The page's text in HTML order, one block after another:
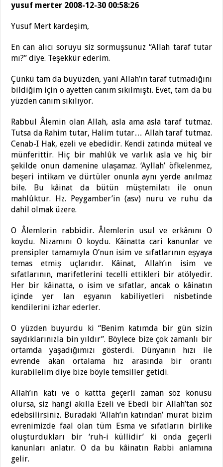
yusuf merter 2008-12-30 00:58:26
Yusuf Mert kardeşim,
En can alıcı soruyu siz sormuşsunuz “Allah taraf tutar
mı?” diye. Teşekkür ederim.
Çünkü tam da buyüzden, yani Allah’ın taraf tutmadığını
bildiğim için o ayetten canım sıkılmıştı. Evet, tam da bu
yüzden canım sıkılıyor.
Rabbul Âlemin olan Allah, asla ama asla taraf tutmaz.
Tutsa da Rahim tutar, Halim tutar… Allah taraf tutmaz.
Cenab-I Hak, ezeli ve ebedidir. Kendi zatında müteal ve
münferittir. Hiç bir mahlûk ve varlık asla ve hiç bir
şekilde onun damenine ulaşamaz. ‘Ayllah’ öfkelenmez,
beşeri intikam ve dürtüler onunla aynı yerde anılmaz
bile. Bu kâinat da bütün müştemilatı ile onun
mahlûktur. Hz. Peygamber’in (asv) nuru ve ruhu da
dahil olmak üzere.
O Âlemlerin rabbidir. Âlemlerin usul ve erkânını O
koydu. Nizamını O koydu. Kâinatta cari kanunlar ve
prensipler tamamıyla O’nun isim ve sıfatlarının eşyaya
temas etmiş uçlarıdır. Kâinat, Allah’ın isim ve
sıfatlarının, marifetlerini tecelli ettikleri bir atölyedir.
Her bir kâinatta, o isim ve sıfatlar, ancak o kâinatın
içinde yer lan eşyanın kabiliyetleri nisbetinde
kendilerini izhar ederler.
O yüzden buyurdu ki “Benim katımda bir gün sizin
saydıklarınızla bin yıldır”. Böylece bize çok zamanlı bir
ortamda yaşadığımızı gösterdi. Dünyanın hızı ile
evrende akan ortalama hız arasında bir orantı
kurabilelim diye bize böyle temsiller getidi.
Allah’ın katı ve o kattta geçerli zaman söz konusu
olursa, siz hangi akılla Ezeli ve Ebedi bir Allah’tan söz
edebsilirsiniz. Buradaki ‘Allah’ın katından’ murat bizim
evrenimizde faal olan tüm Esma ve sıfatların birlike
oluşturdukları bir ‘ruh-i küllidir’ ki onda geçerli
kanunları anlatır. O da bu kâinatın Rabbi anlamına
gelir.